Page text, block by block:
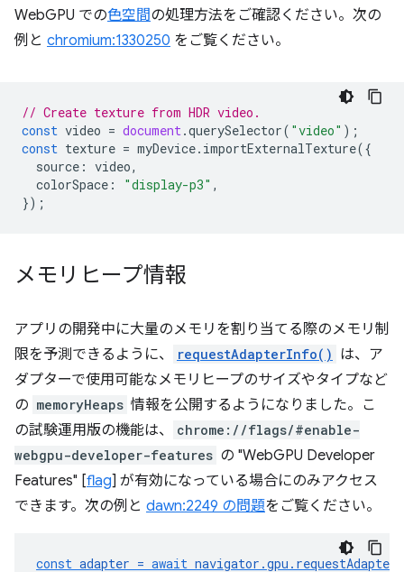
WebGPU での色空間の処理方法をご確認ください。次の
例と chromium:1330250 をご覧ください。
// Create texture from HDR video.
const video = document .querySelector( "video" );
const texture = myDevice. importExternalTexture({
source : video,
colorSpace : "display-p3" ,
});
メモリヒープ情報
アプリの開発中に大量のメモリを割り当てる際のメモリ制
限を予測できるように、
requestAdapterInfo() は、ア
ダプターで使用可能なメモリヒープのサイズやタイプなど
の memoryHeaps 情報を公開するようになりました。こ
の試験運用版の機能は、
chrome://flags/#enable-
webgpu-developer-features の "WebGPU Developer
Features" [flag] が有効になっている場合にのみアクセス
できます。次の例と dawn:2249 の問題をご覧ください。
const adapter = await navigator .gpu . requestAdapter